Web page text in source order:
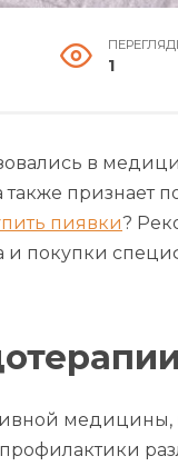
1
в
признает
пиявки?
покупки
медицины,